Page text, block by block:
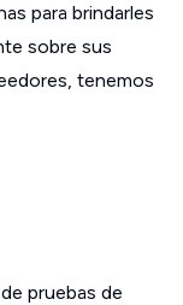
para brindarles
sobre sus
tenemos
pruebas de